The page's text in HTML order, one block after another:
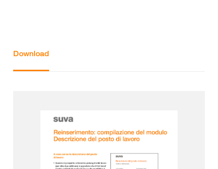
Download